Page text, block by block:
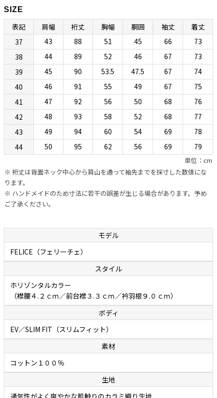
ボディ（フィッティング）は、ボレッリの新基軸「EVボディ（SLIM
FIT）」になります。肩まわり、胸まわり、どちらもコンパクトな設計
なのですが、従来のSNボディのようなタイトな作りではなく、多少の
遊びが設けられています。このためストレスなく着られます。そのぶ
ん背面ダーツによってウエストを絞り、セクシーかつスタイリッシュ
に見せています。アームが上付きでカマが小さめに設計されているの
で袖付けまわりに不自然なシワが生まれず、すっきりキレイに見える
こともポイントです。熟練したシャツ職人の手縫いによるイセ込んだ
肩と袖の後付けによって高い運動性を実現しているあたりに老舗カミ
チェリアの矜持が感じられます。“動きやすさ”と“美しさ”を合わせ持
つ、究極のスリムボディになるとお考えください。
夏でも快適！通気性がよく爽やかな肌触り「カラミ織
り生地」
るカラミ織り生地は、春夏らしい涼しげな外観で目に隙間があって通
気性に優れていることが特徴です。サラッとした爽やかな肌触りで汗
を掻いてもベトつかないので、春夏にうってつけです。繊細で美しく、
程よいストレッチ性があるので、着ていてラクチンなこともポイント
です。目に隙間のあるカラミ織り生地の長所でもあり短所でもある
「透け感」についてですが、立体的に織り上げることである程度透け
にくくなっています。とはいえ通常のシャツ生地と比べるとやはり透
け感があるので、それを含めて季節感として捉えて頂ければ幸いで
す。
SIZE
表記 肩幅 裄丈 胸幅 胴囲 袖丈
着丈
37
43 88 51 45 66
73
38
44 89 52 46 67
73
39
45 90 53.5 47.5 67
74
40
46 91 55 49 67
75
41
47 92 56 50 68
76
42
48 93 58 52 68
77
43
49 94 60 54 69
78
44
50 95 62 56 69 79
単位：cm
※ 裄丈は背面ネック中心から肩山を通って袖先までを採寸した数値にな
ります。
※ ハンドメイドのため寸法に若干の誤差が生じる場合があります。予め
ご了承ください。
モデル
FELICE（フェリーチェ）
スタイル
ホリゾンタルカラー
（襟腰４.２ｃｍ／前台襟３.３ｃｍ／衿羽根９.０ｃｍ）
ボディ
EV／SLIM FIT（スリムフィット）
素材
コットン１００％
生地